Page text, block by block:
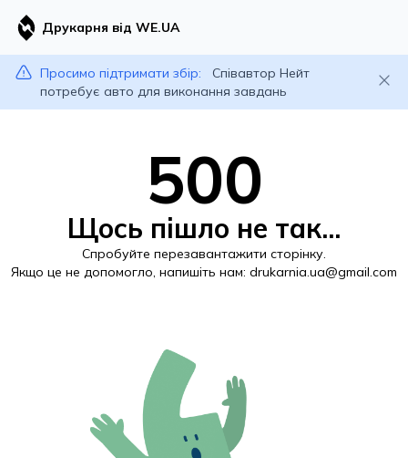
Друкарня від WE.UA
Просимо підтримати збір:
Співавтор Нейт
потребує авто для виконання завдань
500
Щось пішло не так...
Спробуйте перезавантажити сторінку.
Якщо це не допомогло, напишіть нам: drukarnia.ua@gmail.com